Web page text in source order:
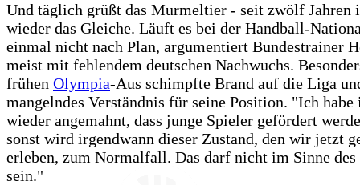
Und täglich grüßt das Murmeltier - seit zwölf Jahren
wieder das Gleiche. Läuft es bei der Handball-
einmal nicht nach Plan, argumentiert Bundestrainer
meist mit fehlendem deutschen Nachwuchs.
frühen Olympia-Aus schimpfte Brand auf die Liga
mangelndes Verständnis für seine Position. "Ich habe
wieder angemahnt, dass junge Spieler gefördert
sonst wird irgendwann dieser Zustand, den wir jetzt
erleben, zum Normalfall. Das darf nicht im Sinne des
sein."